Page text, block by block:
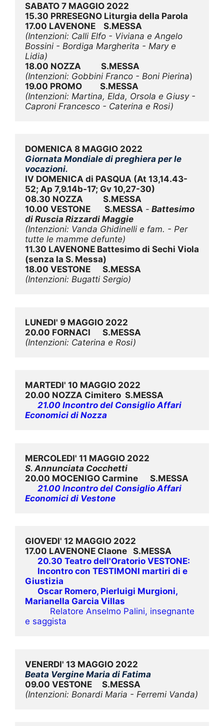
SABATO 7 MAGGIO 2022
15.30 PRRESEGNO Liturgia della Parola
17.00 LAVENONE    S.MESSA
(Intenzioni: Calli Elfo - Viviana e Angelo
Bossini - Bordiga Margherita - Mary e
Lidia)
18.00 NOZZA          S.MESSA
(Intenzioni: Gobbini Franco - Boni Pierina)
19.00 PROMO         S.MESSA
(Intenzioni: Martina, Elda, Orsola e Giusy -
Caproni Francesco - Caterina e Rosi)
DOMENICA 8 MAGGIO 2022
Giornata Mondiale di preghiera per le
vocazioni.
IV DOMENICA di PASQUA (At 13,14.43-
52; Ap 7,9.14b-17; Gv 10,27-30)
08.30 NOZZA          S.MESSA
10.00 VESTONE       S.MESSA - Battesimo
di Ruscia Rizzardi Maggie
(Intenzioni: Vanda Ghidinelli e fam. - Per
tutte le mamme defunte)
11.30 LAVENONE Battesimo di Sechi Viola
(senza la S. Messa)
18.00 VESTONE      S.MESSA
(Intenzioni: Bugatti Sergio)
LUNEDI' 9 MAGGIO 2022
20.00 FORNACI
      S.MESSA
(Intenzioni: Caterina e Rosi)
MARTEDI' 10 MAGGIO 2022
20.00 NOZZA Cimitero  S.MESSA
21.00 Incontro del Consiglio Affari
Economici di Nozza
MERCOLEDI' 11 MAGGIO 2022
S. Annunciata Cocchetti
20.00 MOCENIGO Carmine
S.MESSA
21.00 Incontro del Consiglio Affari
Economici di Vestone
GIOVEDI' 12 MAGGIO 2022
17.00 LAVENONE Claone   S.MESSA
20.30 Teatro dell'Oratorio VESTONE:
Incontro con TESTIMONI martiri di e
Giustizia
Oscar Romero, Pierluigi Murgioni,
Marianella Garcia Villas
Relatore Anselmo Palini, insegnante
e saggista
VENERDI' 13 MAGGIO 2022
Beata Vergine Maria di Fatima
09.00 VESTONE     S.MESSA
(Intenzioni: Bonardi Maria - Ferremi Vanda)